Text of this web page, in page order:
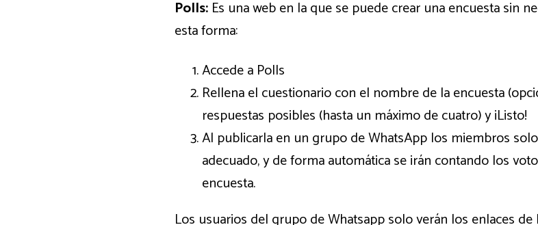
Polls: Es una web en la que se puede crear una encuesta sin
esta forma:
Accede a Polls
Rellena el cuestionario con el nombre de la encuesta
respuestas posibles (hasta un máximo de cuatro) y ¡Listo!
Al publicarla en un grupo de WhatsApp los miembros
adecuado, y de forma automática se irán contando los
encuesta.
Los usuarios del grupo de Whatsapp solo verán los enlaces